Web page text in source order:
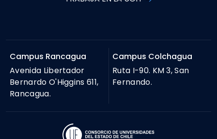
Campus Rancagua
Avenida Libertador
Bernardo O'Higgins 611,
Rancagua.
Campus Colchagua
Ruta I-90. KM 3, San
Fernando.